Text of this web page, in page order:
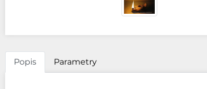
Popis Parametry